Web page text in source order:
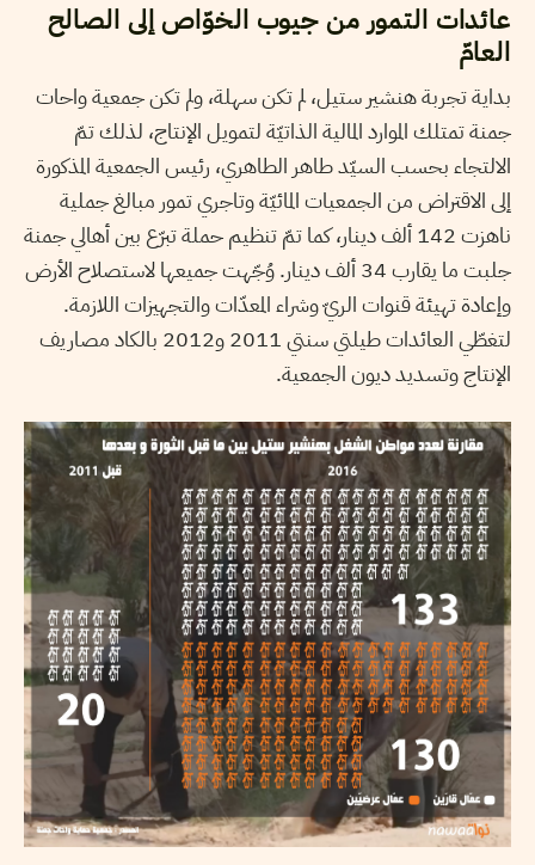
عائدات التمور من جيوب الخوّاص إلى الصالح
العامّ
بداية تجربة هنشير ستيل، لم تكن سهلة، ولم تكن جمعية واحات
جمنة تمتلك الموارد المالية الذاتيّة لتمويل الإنتاج، لذلك تمّ
الالتجاء بحسب السيّد طاهر الطاهري، رئيس الجمعية المذكورة
إلى الاقتراض من الجمعيات المائيّة وتاجري تمور مبالغ جملية
ناهزت 142 ألف دينار، كما تمّ تنظيم حملة تبرّع بين أهالي جمنة
جلبت ما يقارب 34 ألف دينار. وُجّهت جميعها لاستصلاح الأرض
وإعادة تهيئة قنوات الريّ وشراء المعدّات والتجهيزات اللازمة.
لتغطّي العائدات طيلتي سنتي 2011 و2012 بالكاد مصاريف
الإنتاج وتسديد ديون الجمعية.